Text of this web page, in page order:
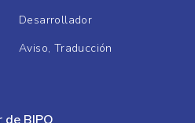
Desarrollador
Aviso, Traducción